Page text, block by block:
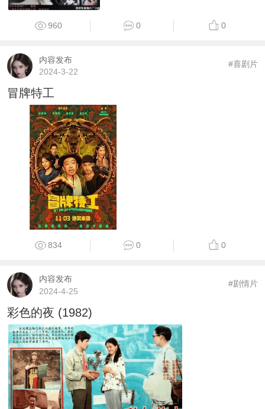
960 0 0
内容发布
2024-3-22
#喜剧片
冒牌特工
834 0 0
内容发布
2024-4-25
#剧情片
彩色的夜 (1982)